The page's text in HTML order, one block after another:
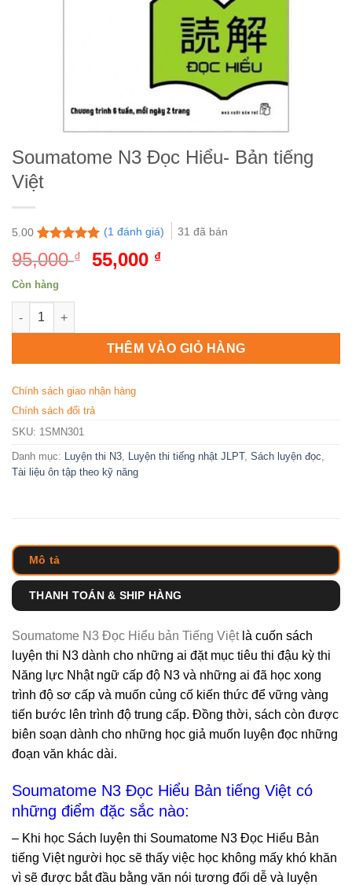
Soumatome N3 Đọc Hiểu- Bản tiếng
Việt
5.00
5.00 trên 5
1
đánh giá
(1 đánh giá) 31 đã bán
95,000₫
Giá
55,000 ₫
55,000 ₫.
Còn hàng
Soumatome N3 Đọc Hiểu- Bản tiếng Việt số lượng
THÊM VÀO GIỎ HÀNG
Chính sách giao nhận hàng
Chính sách đổi trả
SKU: 1SMN301
Danh mục: Luyện thi N3, Luyện thi tiếng nhật JLPT, Sách luyện đọc,
Tài liệu ôn tập theo kỹ năng
Mô tả
THANH TOÁN & SHIP HÀNG
Soumatome N3 Đọc Hiểu bản Tiếng Việtlà cuốn sách
luyện thi N3 dành cho những ai đặt mục tiêu thi đậu kỳ thi
Năng lực Nhật ngữ cấp độ N3 và những ai đã học xong
trình độ sơ cấp và muốn củng cố kiến thức để vững vàng
tiến bước lên trình độ trung cấp. Đồng thời, sách còn được
biên soạn dành cho những học giả muốn luyện đọc những
đoạn văn khác dài.
Soumatome N3 Đọc Hiểu Bản tiếng Việt có
những điểm đặc sắc nào:
– Khi học Sách luyện thi Soumatome N3 Đọc Hiểu Bản
tiếng Việt người học sẽ thấy việc học không mấy khó khăn
vì sẽ được bắt đầu bằng văn nói tương đối dễ và luyện